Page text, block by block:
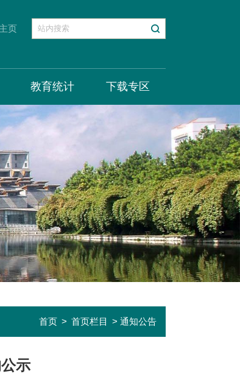
页
教育统计 下载专区
首页 > 首页栏目 > 通知公告
示